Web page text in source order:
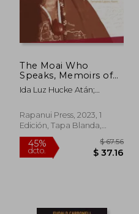
The Moai Who
Speaks, Memoirs of
Mama Piru (en
Bilingüe)
Ida Luz Hucke Atán;
Rapanui Press, 2023, 1
Edición, Tapa Blanda,
Nuevo